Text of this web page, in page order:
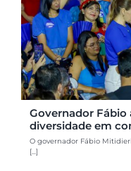
Governador Fábio
diversidade em
O governador Fábio
[...]